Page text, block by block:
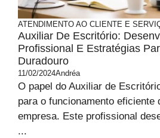
ATENDIMENTO AO CLIENTE E
Auxiliar De Escritório:
Profissional E Estratégias
Duradouro
11/02/2024Andréa
O papel do Auxiliar de
para o funcionamento eficiente
empresa. Este profissional
...